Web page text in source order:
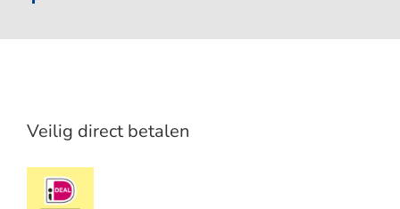
Veilig direct betalen